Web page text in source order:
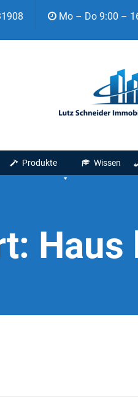
Mo – Do 9:00 –
Produkte Wissen
Haus